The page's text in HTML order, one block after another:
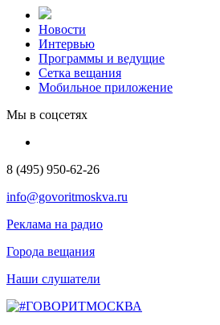
Новости
Интервью
Программы и ведущие
Сетка вещания
Мобильное приложение
Мы в соцсетях
8 (495) 950-62-26
info@govoritmoskva.ru
Реклама на радио
Города вещания
Наши слушатели